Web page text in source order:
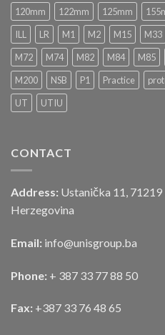
„JAVNOG
NADMETANJA
–
LICITACIJA“
Za
prodaju
službenog
motornog
120mm
122mm 125mm
ILL
LR M1 M2 M15 M33
M72
M74 M82 M84 M85
M200
NSB P1 Practice
UT
UTIU
CONTACT
Address: Ustanička 11, 71219
Herzegovina
Email: info@unisgroup.ba
Phone: + 387 33 77 88 50
Fax: +387 33 76 48 65